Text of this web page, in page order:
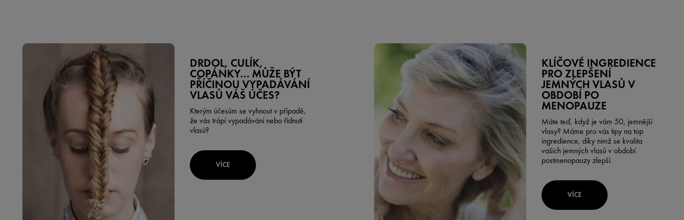
DRDOL, CULÍK,
COPÁNKY… MŮŽE BÝT
PŘÍČINOU VYPADÁVÁNÍ
VLASŮ VÁŠ ÚČES?
Kterým účesům se vyhnout v případě,
že vás trápí vypadávání nebo řídnutí
vlasů?
VÍCE
KLÍČOVÉ INGREDIENCE
PRO ZLEPŠENÍ
JEMNÝCH VLASŮ V
OBDOBÍ PO
MENOPAUZE
Máte teď, když je vám 50, jemnější
vlasy? Máme pro vás tipy na top
ingredience, díky nimž se kvalita
vašich jemných vlasů v období
postmenopauzy zlepší.
VÍCE